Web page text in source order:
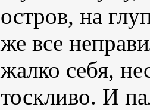
остров, на
же все
жалко себя,
тоскливо. И